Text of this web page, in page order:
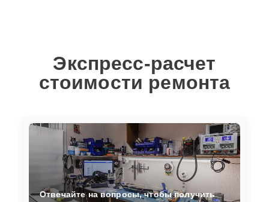
Экспресс-расчет
стоимости ремонта
Отвечайте на вопросы, чтобы получить